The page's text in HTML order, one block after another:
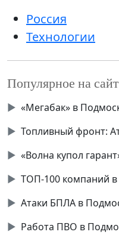
Россия
Технологии
Популярное на
▶ «Мегабак» в
▶ Топливный фронт:
▶ «Волна купол
▶ ТОП-100 компаний в
▶ Атаки БПЛА в
▶ Работа ПВО в